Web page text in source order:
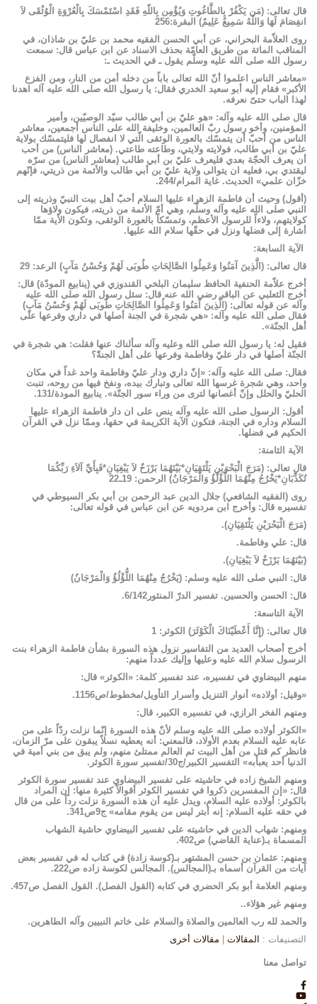
قال تعالى: (مَن يَكْفُرْ بِالطَّاغُوتِ وَيُؤْمِن بِاللّهِ فَقَدِ اسْتَمْسَكَ بِالْعُرْوَةِ الْوُثْقَى‏ لاَ
انفِصَامَ لَهَا وَاللّهُ سَمِيعٌ عَلِيمٌ) البقرة:256
روى العلاّمة البحراني، عن أبي الحسن الفقيه محمد بن عليّ بن شاذان، في
المناقب المائة من طريق العامّة بحذف الاسناد عن ابن عباس قال: سمعت
رسول الله صلى الله عليه وسلّم يقول ـ في الحديث ـ:
«معاشر الناس اعلموا أنّ الله تعالى باباً من دخله أمن من النار، ومن الفزع
الأكبر» فقام إليه أبو سعيد الخدري فقال: يا رسول الله صلى الله عليه آله اهدنا
لهذا الباب حتىّ نعرفه.
قال صلى الله عليه وآله: «هو عليّ بن أبي طالب سيّد الوصيّين، وأمير
المؤمنين، وأخو رسول ربّ العالمين، وخليفة الله على الناس أجمعين، معاشر
الناس من أحبّ أن يتمسّك بالعورة الوثقى الّتي لا انفصال لها فليتمسّك بولاية
عليّ بن أبي طالب، فولايته ولايتي، وطاعته طاعتي. (معاشر الناس) من أحب
أن يعرف الحجّة بعدي فليعرف عليّ بن أبي طالب (معاشر الناس) من سرّه
ليقتدي بي، فعليه ان يتوالى ولاية عليّ بن أبي طالب والأئمة من ذريتي، فإنّهم
خزّان علمي» الحديث. غاية المرام/244.
(أقول) وحيث أن فاطمة الزهراء عليها السلام أحبّ أهل بيت النبيّ وذريته إلى
النبي صلى الله عليه وآله وسلّم، وهي أمّ الأئمة من ذريته، فيكون ولاؤها
كولايتهم، ولاءاً للرسول الأعظم، وتمسّكاً بالعورة الوثقى، وتكون الأية ممّا
أشارة إلى فضلها ونزل في حقّها سلام الله عليها.
الآية السابعة:
قال تعالى: (الَّذِينَ آمَنُوا وَعَمِلُوا الصَّالِحَاتِ طُوبَى‏ لَهُمْ وَحُسْنُ مَآبٍ) الرعد: 29
أخرج علاّمة الحنفية الحافظ سليمان البلخي القندوزي في (ينابيع المودّة) قال:
أخرج الثعلبي عن الباقر رضي الله عنه قال: سئل رسول الله صلى الله عليه
وآله عن قوله تعالى: (الَّذِينَ آمَنُوا وَعَمِلُوا الصَّالِحَاتِ طُوبَى‏ لَهُمْ وَحُسْنُ مَآبٍ)
فقال صلى الله عليه وآله: «هي شجرة في الجنة أصلها في داري وفرعها على
أهل الجنّة».
فقيل له: يا رسول الله صلى الله وعليه وآله سألناك عنها فقلت: هي شجرة في
الجنّة أصلها في دار عليّ وفاطمة وفرعها على أهل الجنةّ؟
فقال: صلى الله عليه وآله: «إنّ داري ودار عليّ وفاطمة واحد غداً في مكان
واحد، وهي شجرة غرسها الله تعالى وتبارك بيده، ونفخ فيها من روحه، تنبت
الحليّ والحلل وإنّ أغصانها لترى من وراء سور الجنّة». ينابيع المودة/131.
أقول: الرسول صلى الله عليه وآله ينص على ان دار فاطمة الزهراء عليها
السلام وداره في الجنة، فتكون الآية الكريمة في حقها، وممّا نزل في القرآن
الحكيم في فضلها.
الآية الثامنة:
قال تعالى: (مَرَجَ الْبَحْرَيْنِ يَلْتَقِيَانِ*بَيْنَهُمَا بَرْزَخٌ لاَ يَبْغِيَانِ*فَبِأَيِّ آلاَءِ رَبِّكُمَا
تُكَذِّبَانِ*يَخْرُجُ مِنْهُمَا اللُّؤْلُؤُ وَالْمَرْجَانُ) الرحمن: 19ـ22
روى (الفقيه الشافعي) جلال الدين عبد الرحمن بن أبي بكر السيوطي في
تفسيره قال: وأخرج ابن مردويه عن ابن عباس في قوله تعالى:
(مَرَجَ الْبَحْرَيْنِ يَلْتَقِيَانِ).
قال: علي وفاطمة.
(بَيْنَهُمَا بَرْزَخٌ لاَ يَبْغِيَانِ).
قال: النبي صلى الله عليه وسلم: (يَخْرُجُ مِنْهُمَا اللُّؤْلُؤُ وَالْمَرْجَانُ)
قال: الحسن والحسين. تفسير الدرّ المنثور6/142.
الآية التاسعة:
قال تعالى: (إِنَّا أَعْطَيْنَاكَ الْكَوْثَرَ) الكوثر: 1
أخرج أصحاب العديد من التفاسير نزول هذه السورة بشأن فاطمة الزهراء بنت
الرسول سلام الله عليه وعليها وإليك عدداً منهم:
منهم البيضاوي في تفسيره، عند تفسير كلمة: «الكوثر» قال:
«وقيل: أولاده» أنوار التنزيل وأسرار التأويل/مخطوط/ص1156.
ومنهم الفخر الرازي، في تفسيره الكبير، قال:
«الكوثر أولاده صلى الله عليه وسلم لأنّ هذه السورة إنّما نزلت ردّاً على من
عابه عليه السلام بعدم الأولاد، فالمعني: أنه يعطيه نسلاً يبقون على مرّ الزمان،
فانظر كم قتل من أهل البيت ثم العالم ممتلئ منهم، ولم يبق من بني أمية في
الدنيا أحد يعبأبه» التفسير الكبير/ج30/تفسير سورة الكوثر.
ومنهم الشيخ زاده في حاشيته على تفسير البيضاوي عند تفسير سورة الكوثر
قال: «إن المفسرين ذكروا في تفسير الكوثر أقوالاً كثيرة منها: إن المراد
بالكوثر: أولاده عليه السلام، ويدل عليه أن هذه السورة نزلت رداً على من قال
في حقه عليه السلام: إنه أبتر ليس من يقوم مقامه» ج9ص341.
ومنهم: شهاب الدين في حاشيته على تفسير البيضاوي حاشية الشهاب
المسماة بـ(عناية القاضي) ص402.
ومنهم: عثمان بن حسن المشتهر بـ(كوسة زادة) في كتاب له في تفسير بعض
آيات من القرآن أسماه بـ(المجالس). المجالس لكوسة زاده ص222.
ومنهم العلامة أبو بكر الحضري في كتابه (القول الفصل). القول الفصل ص457.
ومنهم غير هؤلاء..
والحمد لله رب العالمين والصلاة والسلام على خاتم النبيين وآله الطاهرين.
التصنيفات : المقالات مقالات أخرى
تواصل معنا